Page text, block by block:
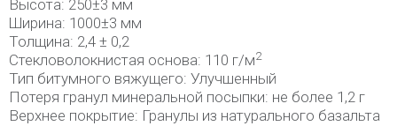
Высота: 250±3 мм
Ширина: 1000±3 мм
Толщина: 2,4 ± 0,2
Стекловолокнистая основа: 110 г/м2
Тип битумного вяжущего: Улучшенный
Потеря гранул минеральной посыпки: не более 1,2 г
Верхнее покрытие: Гранулы из натурального базальта